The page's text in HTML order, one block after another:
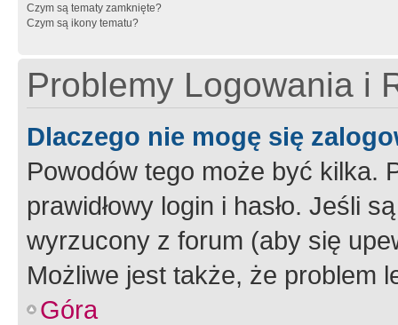
Czym są tematy zamknięte?
Czym są ikony tematu?
Problemy Logowania i
Dlaczego nie mogę się
Powodów tego może być kilka.
prawidłowy login i hasło. Jeśli
wyrzucony z forum (aby się
Możliwe jest także, że problem
Góra